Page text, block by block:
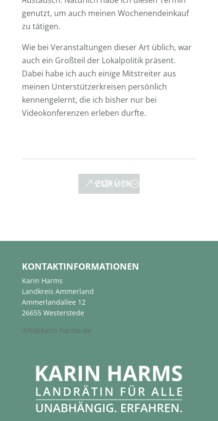
genutzt, um auch meinen Wochenendeinkauf
zu tätigen.
Wie bei Veranstaltungen dieser Art üblich, war
auch ein Großteil der Lokalpolitik präsent.
Dabei habe ich auch einige Mitstreiter aus
meinen Unterstützerkreisen persönlich
kennengelernt, die ich bisher nur bei
Videokonferenzen erleben durfte.
ZURÜCK
KONTAKTINFORMATIONEN
Karin Harms
Landkreis Ammerland
Ammerlandallee 12
26655 Westerstede
info@karin-harms.de